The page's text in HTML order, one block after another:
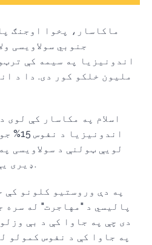
ماکاسار، پخوا اوجنګ
جنوبي سولاویسی
ملیون خلکو کور دی. دا د
اسلام په مکاسار کې لوی
لویې ټولنې د سولاویسی
ډیری یې په شمالي برخه کې دي.
په دې وروستیو کلونو
پالیسي د "مهاجرت" له سره
دی چې په جاوا کې د بې
په جاوا کې د نفوس کمولو